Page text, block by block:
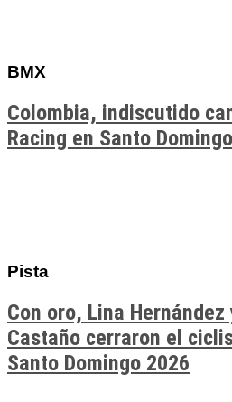
BMX
Colombia, indiscutido
Racing en Santo
Pista
Con oro, Lina
Castaño cerraron el
Santo Domingo 2026